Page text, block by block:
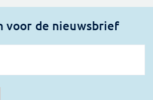
voor de nieuwsbrief